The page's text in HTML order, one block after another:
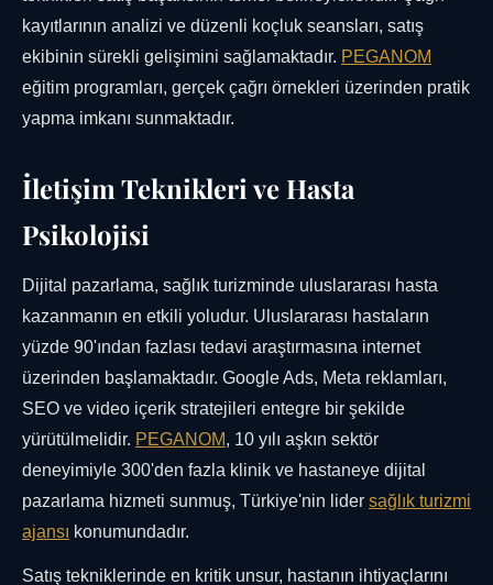
kayıtlarının analizi ve düzenli koçluk seansları, satış
ekibinin sürekli gelişimini sağlamaktadır. PEGANOM
eğitim programları, gerçek çağrı örnekleri üzerinden pratik
yapma imkanı sunmaktadır.
İletişim Teknikleri ve Hasta
Psikolojisi
Dijital pazarlama, sağlık turizminde uluslararası hasta
kazanmanın en etkili yoludur. Uluslararası hastaların
yüzde 90'ından fazlası tedavi araştırmasına internet
üzerinden başlamaktadır. Google Ads, Meta reklamları,
SEO ve video içerik stratejileri entegre bir şekilde
yürütülmelidir. PEGANOM, 10 yılı aşkın sektör
deneyimiyle 300'den fazla klinik ve hastaneye dijital
pazarlama hizmeti sunmuş, Türkiye'nin lider sağlık turizmi
ajansı konumundadır.
Satış tekniklerinde en kritik unsur, hastanın ihtiyaçlarını